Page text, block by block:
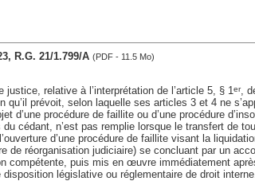
R.G. 21/1.799/A (PDF - 11.5 Mo)
relative à l’interprétation de l’article 5, § 1er,
qu’il prévoit, selon laquelle ses articles 3 et 4 ne
d’une procédure de faillite ou d’une procédure
cédant, n’est pas remplie lorsque le transfert de
d’une procédure de faillite visant la
de réorganisation judiciaire) se concluant par un
compétente, puis mis en œuvre immédiatement
législative ou réglementaire de droit interne.